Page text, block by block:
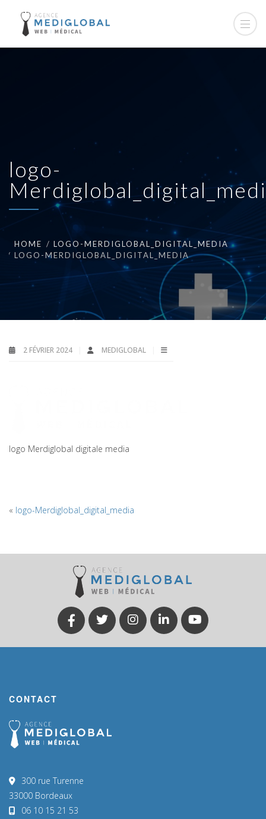
logo-
HOME
LOGO-MERDIGLOBAL_DIGITAL_MEDIA
LOGO-MERDIGLOBAL_DIGITAL_MEDIA
2 FÉVRIER 2024 MEDIGLOBAL
logo Merdiglobal digitale media
« logo-Merdiglobal_digital_media
CONTACT
300 rue Turenne
33000 Bordeaux
06 10 15 21 53